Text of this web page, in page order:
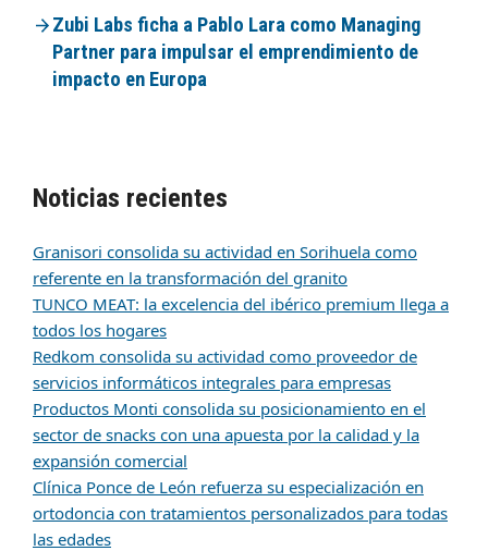
Zubi Labs ficha a Pablo Lara como Managing
Partner para impulsar el emprendimiento de
impacto en Europa
Noticias recientes
Granisori consolida su actividad en Sorihuela como
referente en la transformación del granito
TUNCO MEAT: la excelencia del ibérico premium llega a
todos los hogares
Redkom consolida su actividad como proveedor de
servicios informáticos integrales para empresas
Productos Monti consolida su posicionamiento en el
sector de snacks con una apuesta por la calidad y la
expansión comercial
Clínica Ponce de León refuerza su especialización en
ortodoncia con tratamientos personalizados para todas
las edades